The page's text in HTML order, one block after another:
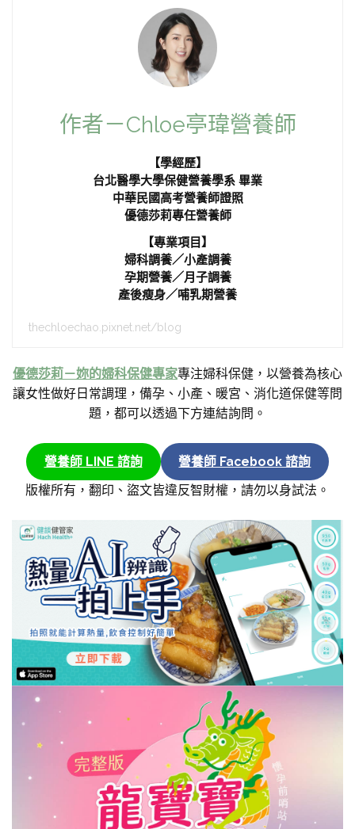
作者－Chloe亭瑋營養師
【學經歷】
台北醫學大學保健營養學系 畢業
中華民國高考營養師證照
優德莎莉專任營養師
【專業項目】
婦科調養／小產調養
孕期營養／月子調養
產後瘦身／哺乳期營養
thechloechao.pixnet.net/blog
優德莎莉－妳的婦科保健專家專注婦科保健，以營養為核心
讓女性做好日常調理，備孕、小產、暖宮、消化道保健等問
題，都可以透過下方連結詢問。
營養師 LINE 諮詢
營養師 Facebook 諮詢
版權所有，翻印、盜文皆違反智財權，請勿以身試法。